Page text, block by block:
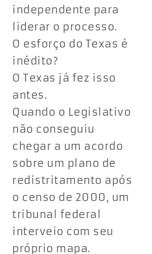
independente para
liderar o processo.
O esforço do Texas é
inédito?
O Texas já fez isso
antes.
Quando o Legislativo
não conseguiu
chegar a um acordo
sobre um plano de
redistritamento após
o censo de 2000, um
tribunal federal
interveio com seu
próprio mapa.